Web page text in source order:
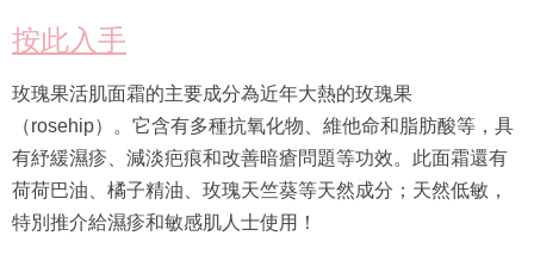
按此入手
玫瑰果活肌面霜的主要成分為近年大熱的玫瑰果
（rosehip）。它含有多種抗氧化物、維他命和脂肪酸等，具
有紓緩濕疹、減淡疤痕和改善暗瘡問題等功效。此面霜還有
荷荷巴油、橘子精油、玫瑰天竺葵等天然成分；天然低敏，
特別推介給濕疹和敏感肌人士使用！